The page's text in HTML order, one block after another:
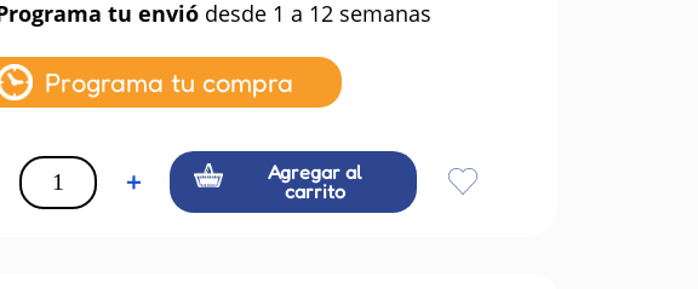
tu envió desde 1 a 12 semanas
Programa tu compra
＋
Agregar al
carrito